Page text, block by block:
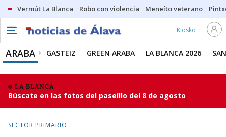
Vermút La Blanca Robo con violencia Meneíto veterano
Kiosko
ARABA GASTEIZ GREEN ARABA LA BLANCA 2026
LA BLANCA
Búscate en las fotos del paseíllo del 8 de agosto
SECTOR PRIMARIO